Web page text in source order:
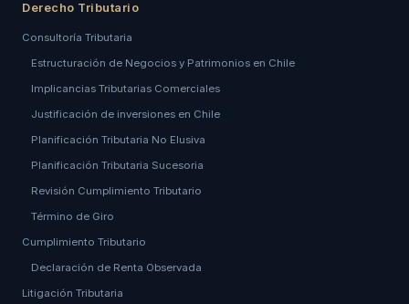
Derecho Tributario
Consultoría Tributaria
Estructuración de Negocios y Patrimonios en Chile
Implicancias Tributarias Comerciales
Justificación de inversiones en Chile
Planificación Tributaria No Elusiva
Planificación Tributaria Sucesoria
Revisión Cumplimiento Tributario
Término de Giro
Cumplimiento Tributario
Declaración de Renta Observada
Litigación Tributaria